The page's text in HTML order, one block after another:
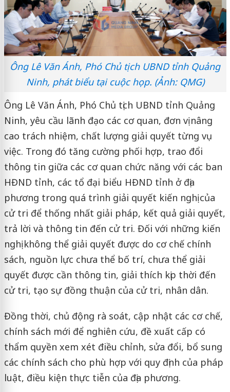
Ông Lê Văn Ánh, Phó Chủ tịch UBND tỉnh Quảng
Ninh, phát biểu tại cuộc họp. (Ảnh: QMG)
Ông Lê Văn Ánh, Phó Chủ tịch UBND tỉnh Quảng
Ninh, yêu cầu lãnh đạo các cơ quan, đơn vị nâng
cao trách nhiệm, chất lượng giải quyết từng vụ
việc. Trong đó tăng cường phối hợp, trao đổi
thông tin giữa các cơ quan chức năng với các ban
HĐND tỉnh, các tổ đại biểu HĐND tỉnh ở địa
phương trong quá trình giải quyết kiến nghị của
cử tri để thống nhất giải pháp, kết quả giải quyết,
trả lời và thông tin đến cử tri. Đối với những kiến
nghị không thể giải quyết được do cơ chế chính
sách, nguồn lực chưa thể bố trí, chưa thể giải
quyết được cần thông tin, giải thích kịp thời đến
cử tri, tạo sự đồng thuận của cử tri, nhân dân.
Đồng thời, chủ động rà soát, cập nhật các cơ chế,
chính sách mới để nghiên cứu, đề xuất cấp có
thẩm quyền xem xét điều chỉnh, sửa đổi, bổ sung
các chính sách cho phù hợp với quy định của pháp
luật, điều kiện thực tiễn của địa phương.